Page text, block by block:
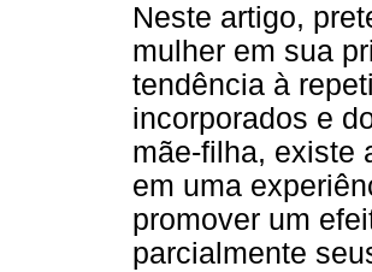
Neste artigo,
mulher em sua
tendência à
incorporados e
mãe-filha, existe
em uma
promover um
parcialmente